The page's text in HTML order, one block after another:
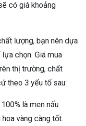
có giá khoảng
lượng, bạn nên dựa
chọn. Giá mua
thị trường, chất
theo 3 yếu tố sau:
là men nấu
vàng càng tốt.